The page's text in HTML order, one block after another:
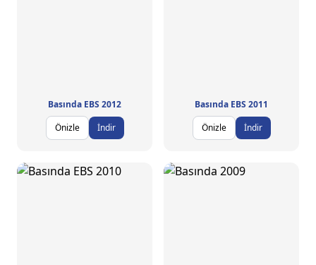
Basında EBS 2012
Önizle
İndir
Basında EBS 2011
Önizle
İndir